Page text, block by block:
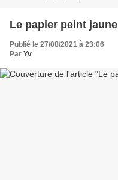
Le papier peint jaune
Publié le 27/08/2021 à 23:06
Par Yv